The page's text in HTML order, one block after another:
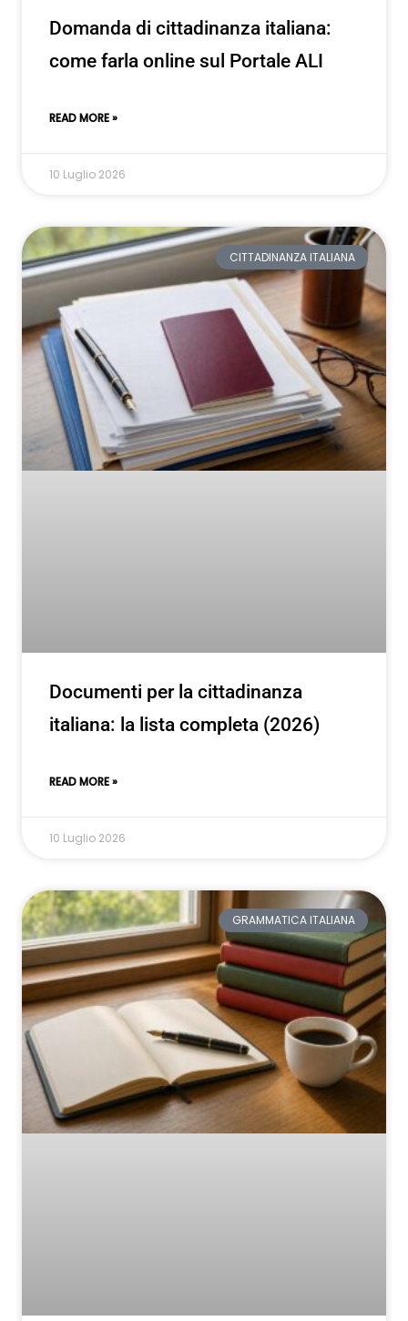
Domanda di cittadinanza italiana:
come farla online sul Portale ALI
READ MORE »
10 Luglio 2026
CITTADINANZA ITALIANA
Documenti per la cittadinanza
italiana: la lista completa (2026)
READ MORE »
10 Luglio 2026
GRAMMATICA ITALIANA